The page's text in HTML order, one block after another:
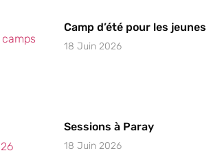
Camp d’été pour les jeunes
18 Juin 2026
Sessions à Paray
18 Juin 2026